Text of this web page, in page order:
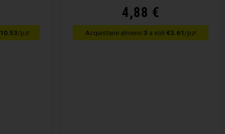
/pz!
4,88 €
Acquistane almeno 3 a soli €3.61/pz!